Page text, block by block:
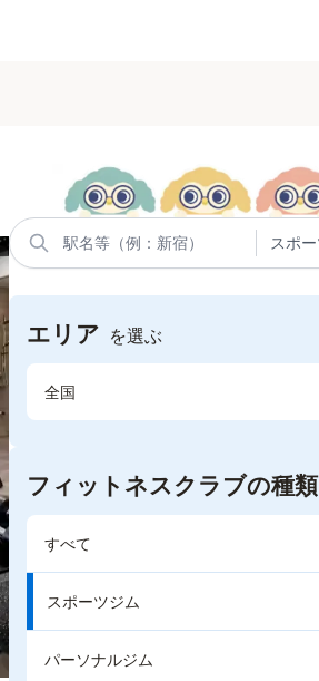
エリア を選ぶ
全国
フィットネスクラブの種類
すべて
スポーツジム
パーソナルジム